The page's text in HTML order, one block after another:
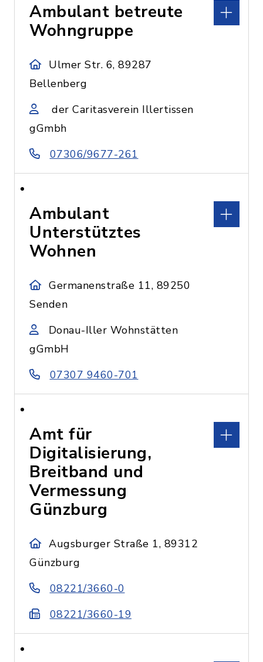
Ambulant betreute
Wohngruppe
Ulmer Str. 6, 89287
Bellenberg
der Caritasverein Illertissen
gGmbh
07306/9677-261
Ambulant
Unterstütztes
Wohnen
Germanenstraße 11, 89250
Senden
Donau-Iller Wohnstätten
gGmbH
07307 9460-701
Amt für
Digitalisierung,
Breitband und
Vermessung
Günzburg
Augsburger Straße 1, 89312
Günzburg
08221/3660-0
08221/3660-19